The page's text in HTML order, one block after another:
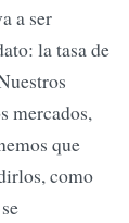
a ser
la tasa de
mercados,
que
como